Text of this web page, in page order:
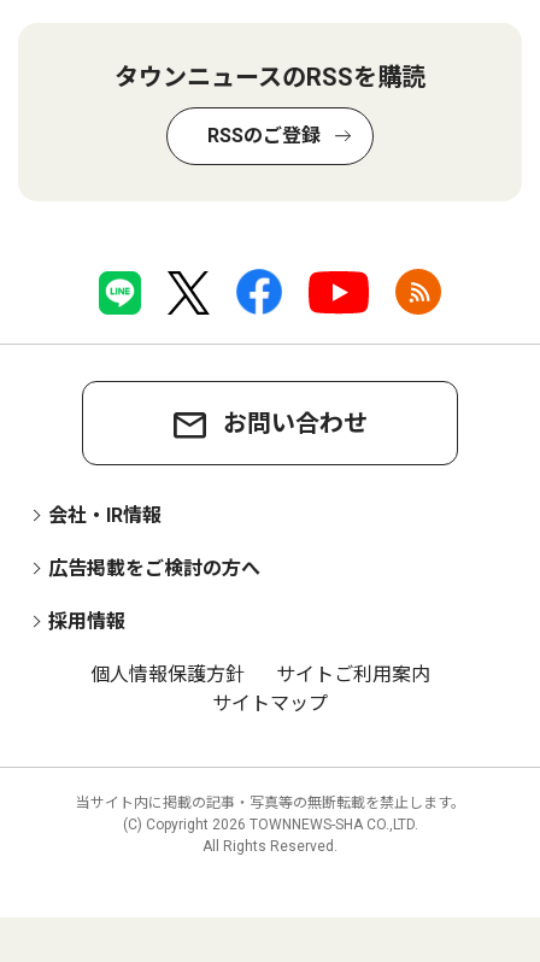
タウンニュースのRSSを購読
RSSのご登録
お問い合わせ
会社・IR情報
広告掲載をご検討の方へ
採用情報
個人情報保護方針
サイトご利用案内
サイトマップ
当サイト内に掲載の記事・写真等の無断転載を禁止します。
(C) Copyright 2026 TOWNNEWS-SHA CO.,LTD.
All Rights Reserved.